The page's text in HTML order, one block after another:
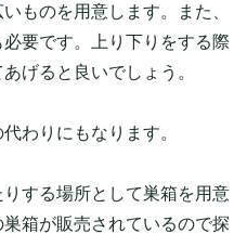
ものを用意します。また、
必要です。上り下りをする際
げると良いでしょう。
代わりにもなります。
する場所として巣箱を用意
箱が販売されているので探